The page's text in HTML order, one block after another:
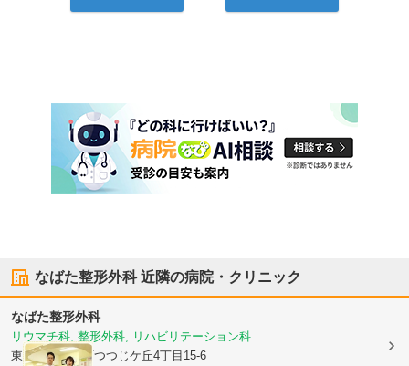
なばた整形外科近隣の病院・クリニック
なばた整形外科
リウマチ科, 整形外科, リハビリテーション科
東京都調布市 西つつじケ丘4丁目15-6